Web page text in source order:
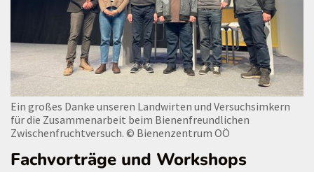
Ein großes Danke unseren Landwirten und Versuchsimkern
für die Zusammenarbeit beim Bienenfreundlichen
Zwischenfruchtversuch. © Bienenzentrum OÖ
Fachvorträge und Workshops